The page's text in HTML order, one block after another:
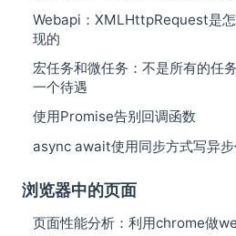
Webapi：XMLHttpRequest是
现的
宏任务和微任务：不是所有的任
一个待遇
使用Promise告别回调函数
async await使用同步方式写异
浏览器中的页面
页面性能分析：利用chrome做